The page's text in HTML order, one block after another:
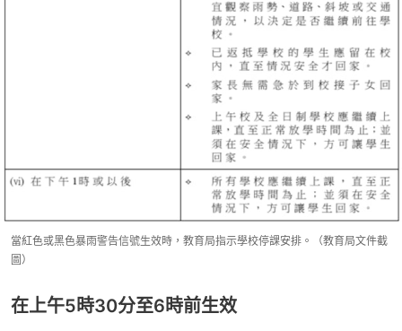
當紅色或黑色暴雨警告信號生效時，教育局指示學校停課安排。（教育局文件截
圖）
在上午5時30分至6時前生效